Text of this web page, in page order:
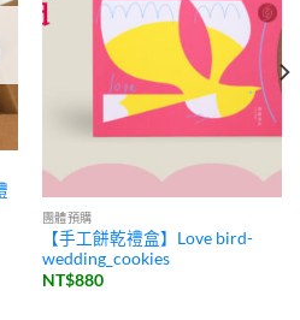
團體預購
【手工餅乾禮盒】Love bird-
wedding_cookies
NT$880